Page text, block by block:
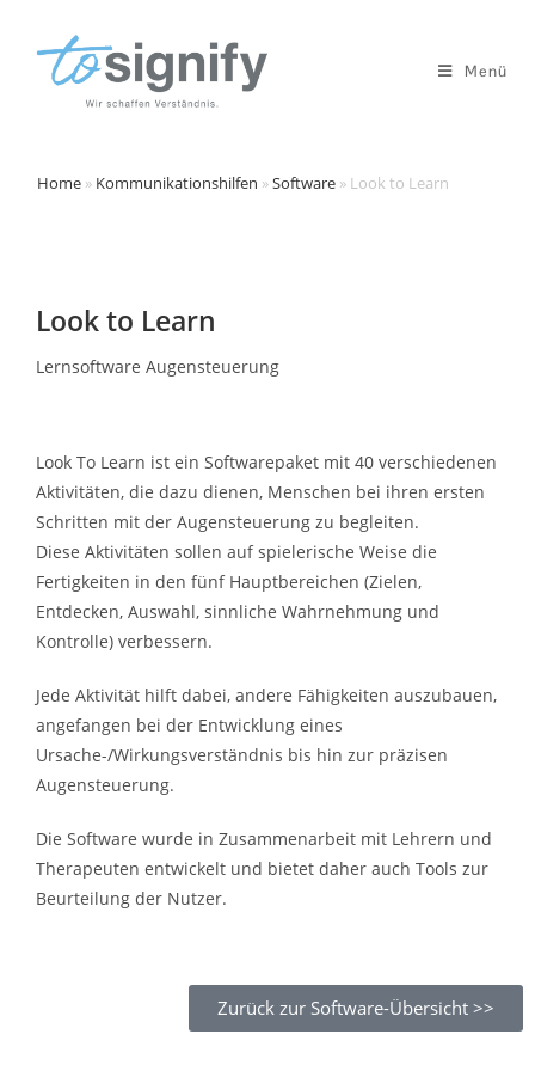
Menü
Home » Kommunikationshilfen »Software » Look to Learn
Look to Learn
Lernsoftware Augensteuerung
Look To Learn ist ein Softwarepaket mit 40 verschiedenen
Aktivitäten, die dazu dienen, Menschen bei ihren ersten
Schritten mit der Augensteuerung zu begleiten.
Diese Aktivitäten sollen auf spielerische Weise die
Fertigkeiten in den fünf Hauptbereichen (Zielen,
Entdecken, Auswahl, sinnliche Wahrnehmung und
Kontrolle) verbessern.
Jede Aktivität hilft dabei, andere Fähigkeiten auszubauen,
angefangen bei der Entwicklung eines
Ursache-/Wirkungsverständnis bis hin zur präzisen
Augensteuerung.
Die Software wurde in Zusammenarbeit mit Lehrern und
Therapeuten entwickelt und bietet daher auch Tools zur
Beurteilung der Nutzer.
Zurück zur Software-Übersicht >>